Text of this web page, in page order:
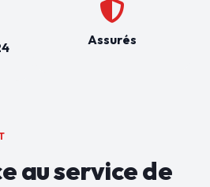
Assurés
au service de